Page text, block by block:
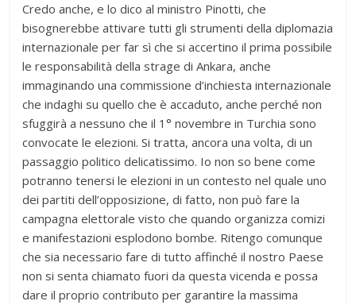
Credo anche, e lo dico al ministro Pinotti, che
bisognerebbe attivare tutti gli strumenti della diplomazia
internazionale per far sì che si accertino il prima possibile
le responsabilità della strage di Ankara, anche
immaginando una commissione d’inchiesta internazionale
che indaghi su quello che è accaduto, anche perché non
sfuggirà a nessuno che il 1° novembre in Turchia sono
convocate le elezioni. Si tratta, ancora una volta, di un
passaggio politico delicatissimo. Io non so bene come
potranno tenersi le elezioni in un contesto nel quale uno
dei partiti dell’opposizione, di fatto, non può fare la
campagna elettorale visto che quando organizza comizi
e manifestazioni esplodono bombe. Ritengo comunque
che sia necessario fare di tutto affinché il nostro Paese
non si senta chiamato fuori da questa vicenda e possa
dare il proprio contributo per garantire la massima